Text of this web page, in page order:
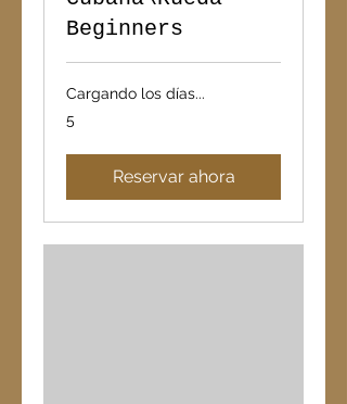
Beginners
Cargando los días...
5
Reservar ahora